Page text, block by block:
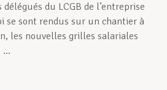
du LCGB de l’entreprise
se sont rendus sur un chantier à
les nouvelles grilles salariales